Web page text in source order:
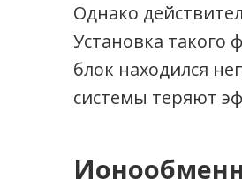
Однако
Установка
блок находился
системы теряют